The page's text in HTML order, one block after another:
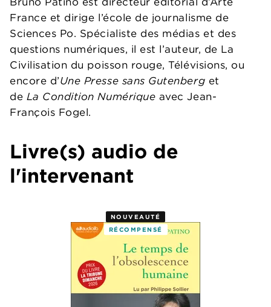
France et dirige l’école de journalisme de
Sciences Po. Spécialiste des médias et des
questions numériques, il est l’auteur, de La
Civilisation du poisson rouge, Télévisions, ou
encore d’Une Presse sans Gutenberg et
de La Condition Numérique avec Jean-
François Fogel.
Livre(s) audio de
l'intervenant
NOUVEAUTÉ
RÉCOMPENSÉ